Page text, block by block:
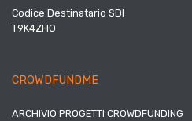
Codice Destinatario SDI
T9K4ZHO
CROWDFUNDME
ARCHIVIO PROGETTI CROWDFUNDING